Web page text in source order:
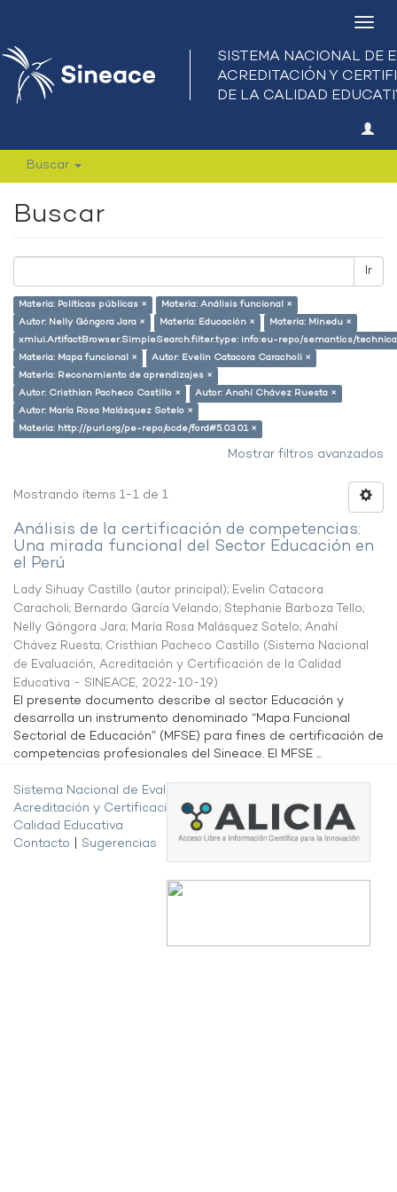
Buscar
Buscar
Ir
Materia: Políticas públicas ×
Materia: Análisis funcional ×
Autor: Nelly Góngora Jara ×
Materia: Educación ×
Materia: Minedu ×
xmlui.ArtifactBrowser.SimpleSearch.filter.type: info:eu-repo/semantics/
Materia: Mapa funcional ×
Autor: Evelin Catacora Caracholi ×
Materia: Reconomiento de aprendizajes ×
Autor: Cristhian Pacheco Castillo ×
Autor: Anahí Chávez Ruesta ×
Autor: María Rosa Malásquez Sotelo ×
Materia: http://purl.org/pe-repo/ocde/ford#5.03.01 ×
Mostrar filtros avanzados
Mostrando ítems 1-1 de 1
Análisis de la certificación de competencias:
Una mirada funcional del Sector Educación en
el Perú
Lady Sihuay Castillo (autor principal); Evelin Catacora
Caracholi; Bernardo García Velando; Stephanie Barboza Tello;
Nelly Góngora Jara; María Rosa Malásquez Sotelo; Anahí
Chávez Ruesta; Cristhian Pacheco Castillo (Sistema Nacional
de Evaluación, Acreditación y Certificación de la Calidad
Educativa - SINEACE, 2022-10-19)
El presente documento describe al sector Educación y
desarrolla un instrumento denominado “Mapa Funcional
Sectorial de Educación” (MFSE) para fines de certificación de
competencias profesionales del Sineace. El MFSE ...
Sistema Nacional de Evaluación,
Acreditación y Certificación de la
Calidad Educativa
Contacto
Sugerencias